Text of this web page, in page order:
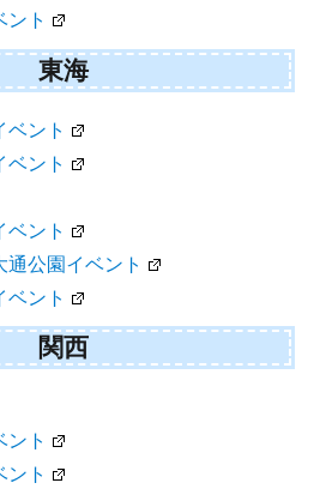
ント
東海
ベント
ベント
ベント
公園イベント
ベント
関西
ント
ント